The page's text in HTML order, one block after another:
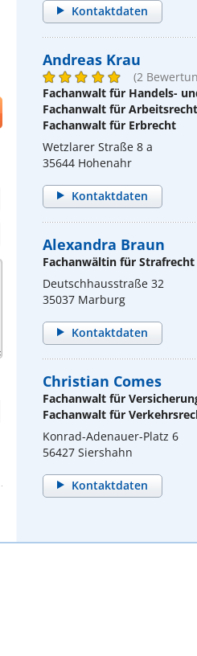
Kontaktdaten
Andreas Krau
(2
Fachanwalt für Handels-
Fachanwalt für Arbeitsrecht
Fachanwalt für Erbrecht
Wetzlarer Straße 8 a
35644 Hohenahr
Kontaktdaten
Alexandra Braun
Fachanwältin für Strafrecht
Deutschhausstraße 32
35037 Marburg
Kontaktdaten
Christian Comes
Fachanwalt für
Fachanwalt für
Konrad-Adenauer-Platz 6
56427 Siershahn
Kontaktdaten